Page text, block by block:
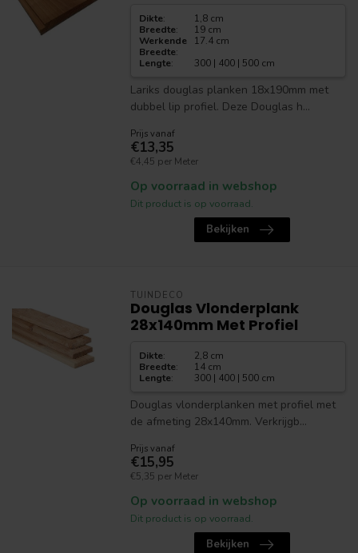
Dikte:
1,8 cm
Breedte:
19 cm
Werkende
Breedte:
17.4 cm
Lengte: 300 | 400 | 500 cm
Lariks douglas planken 18x190mm met
dubbel lip profiel. Deze Douglas h...
Prijs vanaf
€13,35
€4,45 per Meter
Op voorraad in webshop
Dit product is op voorraad.
Bekijken
TUINDECO
Douglas Vlonderplank
28x140mm Met Profiel
Dikte:
2,8 cm
Breedte:
14 cm
Lengte: 300 | 400 | 500 cm
Douglas vlonderplanken met profiel met
de afmeting 28x140mm. Verkrijgb...
Prijs vanaf
€15,95
€5,35 per Meter
Op voorraad in webshop
Dit product is op voorraad.
Bekijken